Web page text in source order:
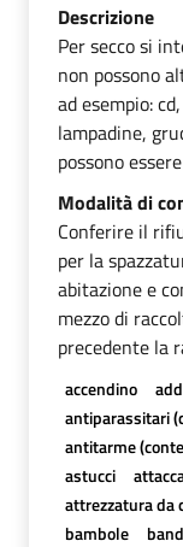
Descrizione
Per secco si
non possono
ad esempio:
lampadine,
possono
Modalità di
Conferire il
per la
abitazione e
mezzo di
precedente la
accendino
antiparassitari
antitarme
astucci
attrezzatura da
bambole